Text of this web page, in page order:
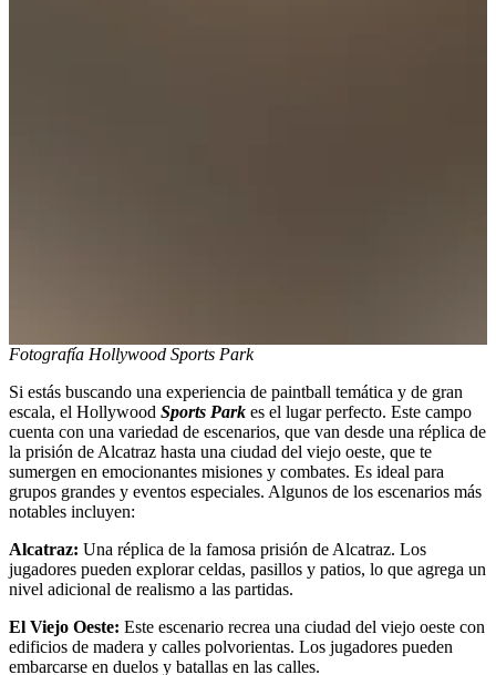
Fotografía Hollywood Sports Park
Si estás buscando una experiencia de paintball temática y de gran
escala, el Hollywood Sports Park es el lugar perfecto. Este campo
cuenta con una variedad de escenarios, que van desde una réplica de
la prisión de Alcatraz hasta una ciudad del viejo oeste, que te
sumergen en emocionantes misiones y combates. Es ideal para
grupos grandes y eventos especiales. Algunos de los escenarios más
notables incluyen:
Alcatraz: Una réplica de la famosa prisión de Alcatraz. Los
jugadores pueden explorar celdas, pasillos y patios, lo que agrega un
nivel adicional de realismo a las partidas.
El Viejo Oeste: Este escenario recrea una ciudad del viejo oeste con
edificios de madera y calles polvorientas. Los jugadores pueden
embarcarse en duelos y batallas en las calles.